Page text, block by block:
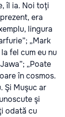
îl ia. Noi toţi
era
lingura
„Mark
fel cum eu nu
„Poate
în cosmos.
Şi Muşuc ar
şi
odată cu